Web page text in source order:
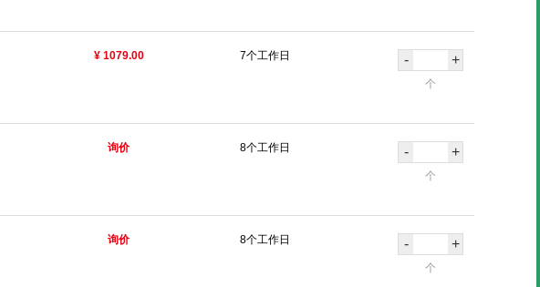
¥ 1079.00 7个工作日 - +
个
询价 8个工作日 - +
个
询价 8个工作日 - +
个